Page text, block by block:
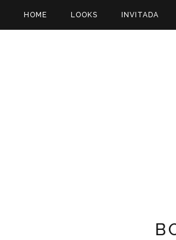
HOME LOOKS INVITADA